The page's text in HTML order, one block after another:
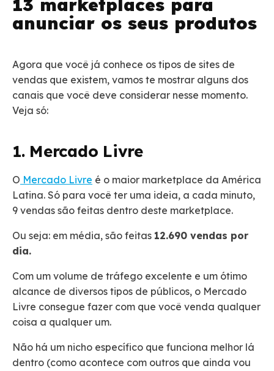
13 marketplaces para
anunciar os seus produtos
Agora que você já conhece os tipos de sites de
vendas que existem, vamos te mostrar alguns dos
canais que você deve considerar nesse momento.
Veja só:
1. Mercado Livre
O Mercado Livre é o maior marketplace da América
Latina. Só para você ter uma ideia, a cada minuto,
9 vendas são feitas dentro deste marketplace.
Ou seja: em média, são feitas 12.690 vendas por
dia.
Com um volume de tráfego excelente e um ótimo
alcance de diversos tipos de públicos, o Mercado
Livre consegue fazer com que você venda qualquer
coisa a qualquer um.
Não há um nicho específico que funciona melhor lá
dentro (como acontece com outros que ainda vou